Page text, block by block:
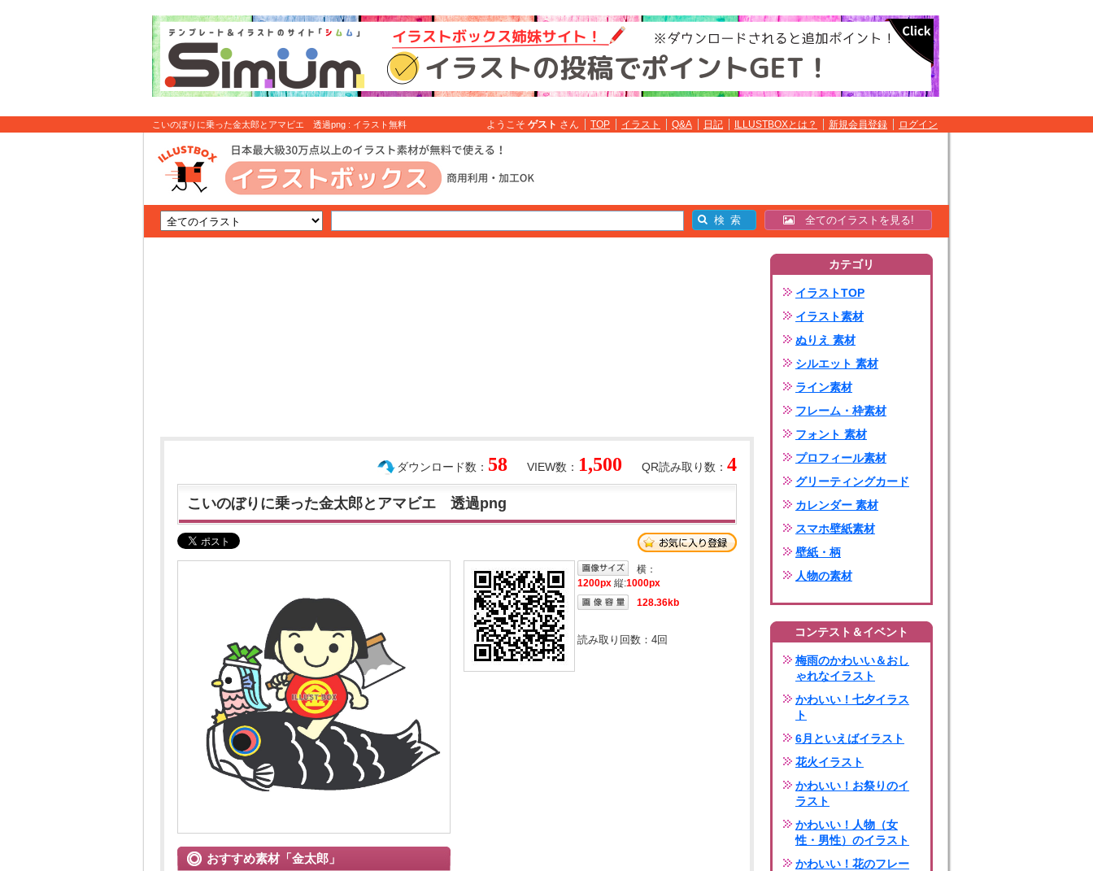
こいのぼりに乗った金太郎とアマビエ 透過png : イラスト無料 ようこそ ゲスト さん TOP イラスト Q&A 日記 ILLUSTBOXとは？ 新規会員登録 ログイン
全てのイラストを見る!
QR読み取り数： 4
VIEW数： 1,500
ダウンロード数： 58
こいのぼりに乗った金太郎とアマビエ 透過png
おすすめ素材「金太郎」
横：
1200px 縦:1000px
128.36kb
読み取り回数： 4回
カテゴリ
イラストTOP
イラスト素材
ぬりえ 素材
シルエット 素材
ライン素材
フレーム・枠素材
フォント 素材
プロフィール素材
グリーティングカード
カレンダー 素材
スマホ壁紙素材
壁紙・柄
人物の素材
コンテスト＆イベント
梅雨のかわいい＆おし
ゃれなイラスト
かわいい！七夕イラス
ト
6月といえばイラスト
花火イラスト
かわいい！お祭りのイ
ラスト
かわいい！人物（女
性・男性）のイラスト
かわいい！花のフレー